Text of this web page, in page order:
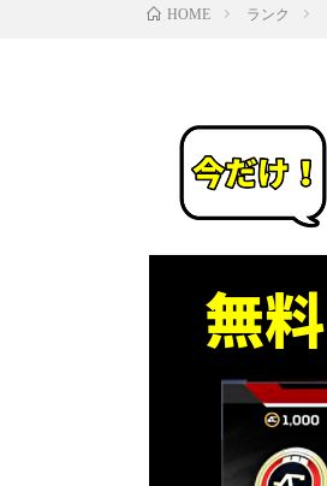
HOME ランク